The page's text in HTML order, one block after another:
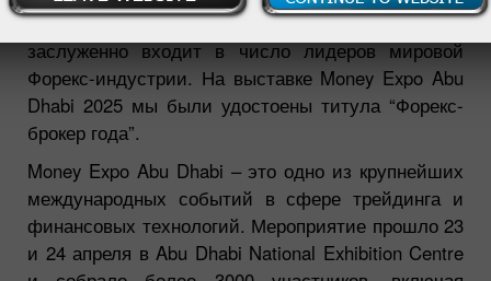
Наша компания в очередной раз доказала, что
заслуженно входит в число лидеров мировой
Форекс-индустрии. На выставке Money Expo Abu
Dhabi 2025 мы были удостоены титула “Форекс-
брокер года”.
Money Expo Abu Dhabi – это одно из крупнейших
международных событий в сфере трейдинга и
финансовых технологий. Мероприятие прошло 23
и 24 апреля в Abu Dhabi National Exhibition Centre